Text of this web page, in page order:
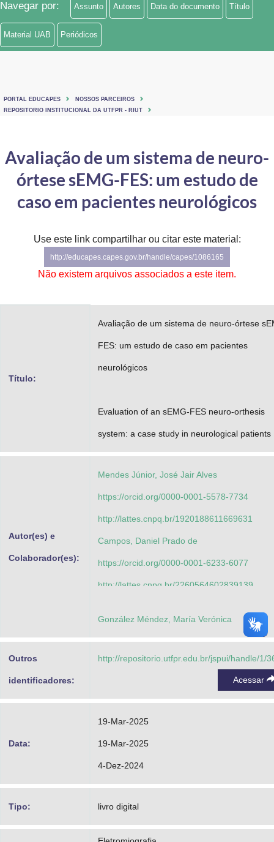
Ministério de Minas e Energia
Ministério da Ciência, Tecnologia, Inovações e Comunicações
Ministério do Turismo
Controladoria-Geral da União
Ministério da Mulher, da Família e dos Direitos Humanos
Secretaria-Geral
Gabinete de Segurança Institucional
Navegar por: Assunto Autores Data do documento Título
Material UAB Periódicos
PORTAL EDUCAPES
NOSSOS PARCEIROS
REPOSITORIO INSTITUCIONAL DA UTFPR - RIUT
Avaliação de um sistema de neuro-
órtese sEMG-FES: um estudo de
caso em pacientes neurológicos
Use este link compartilhar ou citar este material:
http://educapes.capes.gov.br/handle/capes/1086165
Não existem arquivos associados a este item.
Título:
Avaliação de um sistema de neuro-órtese
FES: um estudo de caso em pacientes
neurológicos
Evaluation of an sEMG-FES neuro-orthesis
system: a case study in neurological patients
Autor(es) e
Colaborador(es):
Mendes Júnior, José Jair Alves
https://orcid.org/0000-0001-5578-7734
http://lattes.cnpq.br/1920188611669631
Campos, Daniel Prado de
https://orcid.org/0000-0001-6233-6077
http://lattes.cnpq.br/2260564602839139
http://lattes.cnpq.br/8905350514683971
Pichorim, Sérgio Francisco
https://orcid.org/0000-0003-4380-7499
http://lattes.cnpq.br/5874071100916364
González Méndez, María Verónica
Outros
identificadores:
http://repositorio.utfpr.edu.br/jspui/handle/1/
Acessar
Data:
19-Mar-2025
19-Mar-2025
4-Dez-2024
Tipo: livro digital